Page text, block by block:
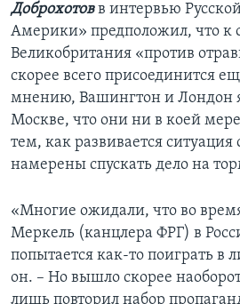
Доброхотовв интервью
Америки» предположил, что
Великобритания «против
скорее всего присоединится
мнению, Вашингтон и Лондон
Москве, что они ни в коей
тем, как развивается
намерены спускать дело на
«Многие ожидали, что во
Меркель (канцлера ФРГ) в
попытается как-то поиграть в
он. – Но вышло скорее
лишь повторил набор